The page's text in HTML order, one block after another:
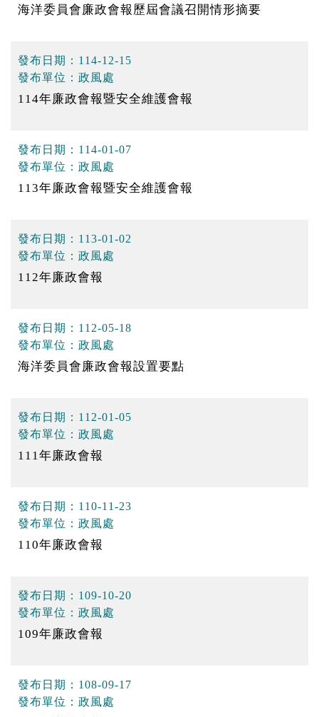
海洋委員會廉政會報歷屆會議召開情形摘要
發布日期： 114-12-15
發布單位： 政風處
114年廉政會報暨安全維護會報
發布日期： 114-01-07
發布單位： 政風處
113年廉政會報暨安全維護會報
發布日期： 113-01-02
發布單位： 政風處
112年廉政會報
發布日期： 112-05-18
發布單位： 政風處
海洋委員會廉政會報設置要點
發布日期： 112-01-05
發布單位： 政風處
111年廉政會報
發布日期： 110-11-23
發布單位： 政風處
110年廉政會報
發布日期： 109-10-20
發布單位： 政風處
109年廉政會報
發布日期： 108-09-17
發布單位： 政風處